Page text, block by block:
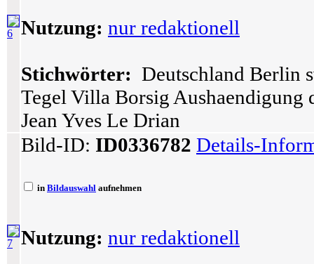
6 Nutzung: nur redaktionell
Stichwörter: Deutschland Berlin
Tegel Villa Borsig Aushaendigung
Jean Yves Le Drian
7
Bild-ID: ID0336782 Details-
in Bildauswahl aufnehmen
Nutzung: nur redaktionell